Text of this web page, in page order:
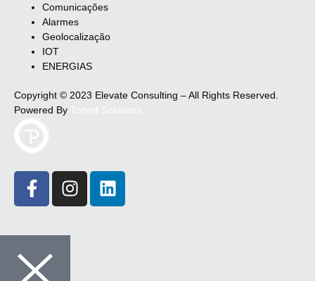
Comunicações
Alarmes
Geolocalização
IOT
ENERGIAS
Copyright © 2023 Elevate Consulting – All Rights Reserved.
Powered By